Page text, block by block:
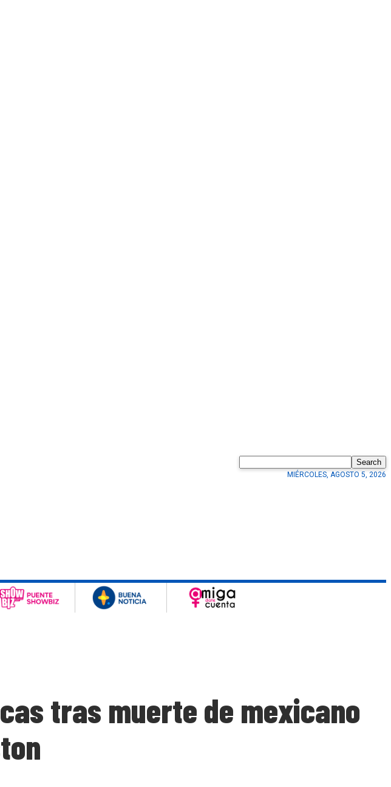
Search
MIÉRCOLES, AGOSTO 5, 2026
tras muerte de mexicano